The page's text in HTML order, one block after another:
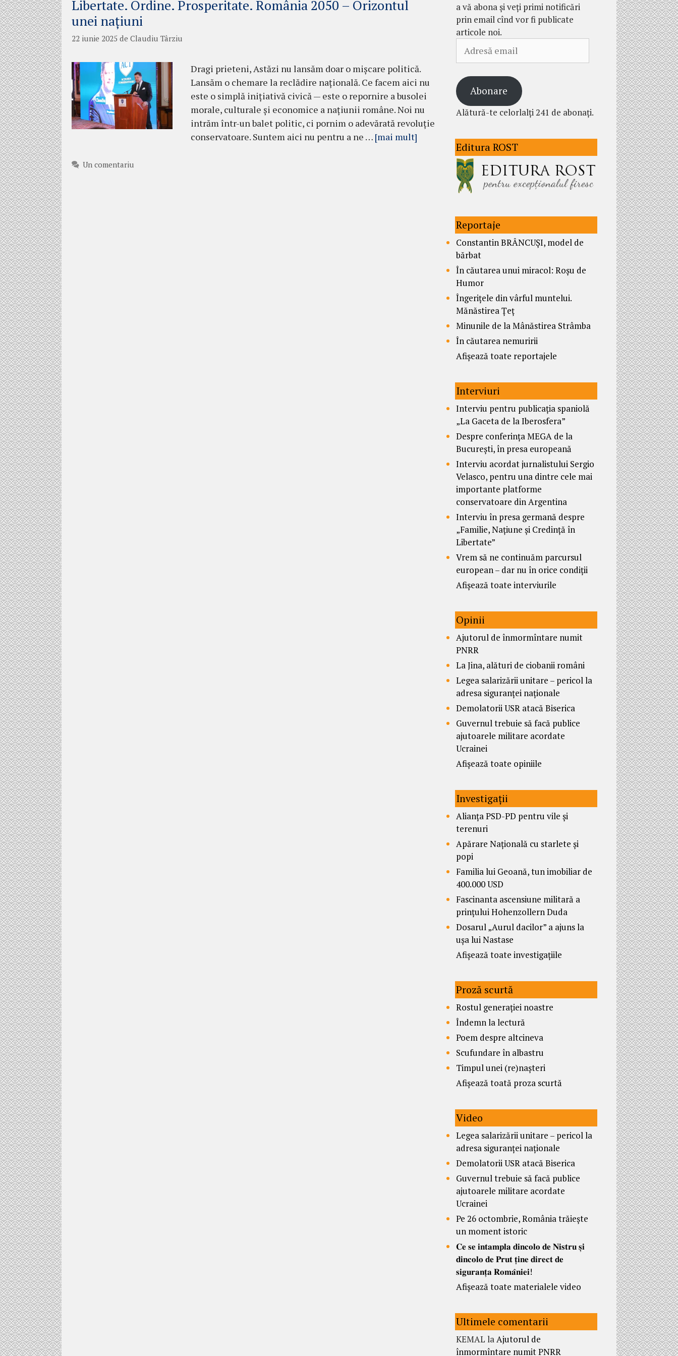
Libertate. Ordine. Prosperitate. România 2050 – Orizontul
unei națiuni
22 iunie 2025 de Claudiu Târziu
Dragi prieteni, Astăzi nu lansăm doar o mișcare politică.
Lansăm o chemare la reclădire națională. Ce facem aici nu
este o simplă inițiativă civică — este o repornire a busolei
morale, culturale și economice a națiunii române. Noi nu
intrăm într-un balet politic, ci pornim o adevărată revoluție
conservatoare. Suntem aici nu pentru a ne … [mai mult]
Un comentariu
a vă abona și veți primi notificări
prin email cînd vor fi publicate
articole noi.
email
Abonare
Alătură-te celorlalți 241 de abonați.
Editura ROST
Reportaje
Constantin BRÂNCUȘI, model de
bărbat
În căutarea unui miracol: Roșu de
Humor
Îngerițele din vârful muntelui.
Mănăstirea Țeț
Minunile de la Mânăstirea Strâmba
În căutarea nemuririi
Afișează toate reportajele
Interviuri
Interviu pentru publicația spaniolă
„La Gaceta de la Iberosfera”
Despre conferința MEGA de la
București, în presa europeană
Interviu acordat jurnalistului Sergio
Velasco, pentru una dintre cele mai
importante platforme
conservatoare din Argentina
Interviu în presa germană despre
„Familie, Națiune și Credință în
Libertate”
Vrem să ne continuăm parcursul
european – dar nu în orice condiții
Afișează toate interviurile
Opinii
Ajutorul de înmormîntare numit
PNRR
La Jina, alături de ciobanii români
Legea salarizării unitare – pericol la
adresa siguranței naționale
Demolatorii USR atacă Biserica
Guvernul trebuie să facă publice
ajutoarele militare acordate
Ucrainei
Afișează toate opiniile
Investigații
Alianța PSD-PD pentru vile și
terenuri
Apărare Națională cu starlete și
popi
Familia lui Geoană, tun imobiliar de
400.000 USD
Fascinanta ascensiune militară a
prințului Hohenzollern Duda
Dosarul „Aurul dacilor” a ajuns la
ușa lui Nastase
Afișează toate investigațiile
Proză scurtă
Rostul generației noastre
Îndemn la lectură
Poem despre altcineva
Scufundare în albastru
Timpul unei (re)nașteri
Afișează toată proza scurtă
Video
Legea salarizării unitare – pericol la
adresa siguranței naționale
Demolatorii USR atacă Biserica
Guvernul trebuie să facă publice
ajutoarele militare acordate
Ucrainei
Pe 26 octombrie, România trăiește
un moment istoric
𝐂𝐞 𝐬𝐞 𝐢𝐧𝐭𝐚𝐦𝐩𝐥𝐚 𝐝𝐢𝐧𝐜𝐨𝐥𝐨 𝐝𝐞 𝐍𝐢𝐬𝐭𝐫𝐮 𝐬̦𝐢
𝐝𝐢𝐧𝐜𝐨𝐥𝐨 𝐝𝐞 𝐏𝐫𝐮𝐭 𝐭̦𝐢𝐧𝐞 𝐝𝐢𝐫𝐞𝐜𝐭 𝐝𝐞
𝐬𝐢𝐠𝐮𝐫𝐚𝐧𝐭̦𝐚 𝐑𝐨𝐦𝐚̂𝐧𝐢𝐞𝐢!
Afișează toate materialele video
Ultimele comentarii
KEMAL laAjutorul de
înmormîntare numit PNRR